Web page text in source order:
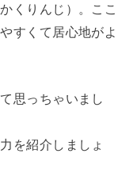
くりんじ）。ここ
すくて居心地がよ
思っちゃいまし
を紹介しましょ